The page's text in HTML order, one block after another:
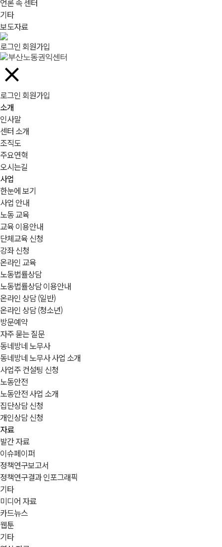
언론 속 센터
기타
보도자료
로그인 회원가입
로그인 회원가입
소개
인사말
센터 소개
조직도
주요연혁
오시는길
사업
한눈에 보기
사업 안내
노동 교육
교육 이용안내
단체교육 신청
강좌 신청
온라인 교육
노동법률상담
노동법률상담 이용안내
온라인 상담 (일반)
온라인 상담 (청소년)
방문예약
자주 묻는 질문
동네방네 노무사
동네방네 노무사 사업 소개
사업주 컨설팅 신청
노동안전
노동안전 사업 소개
집단상담 신청
개인상담 신청
자료
발간 자료
이슈페이퍼
정책연구보고서
정책연구결과 인포그래픽
기타
미디어 자료
카드뉴스
웹툰
기타